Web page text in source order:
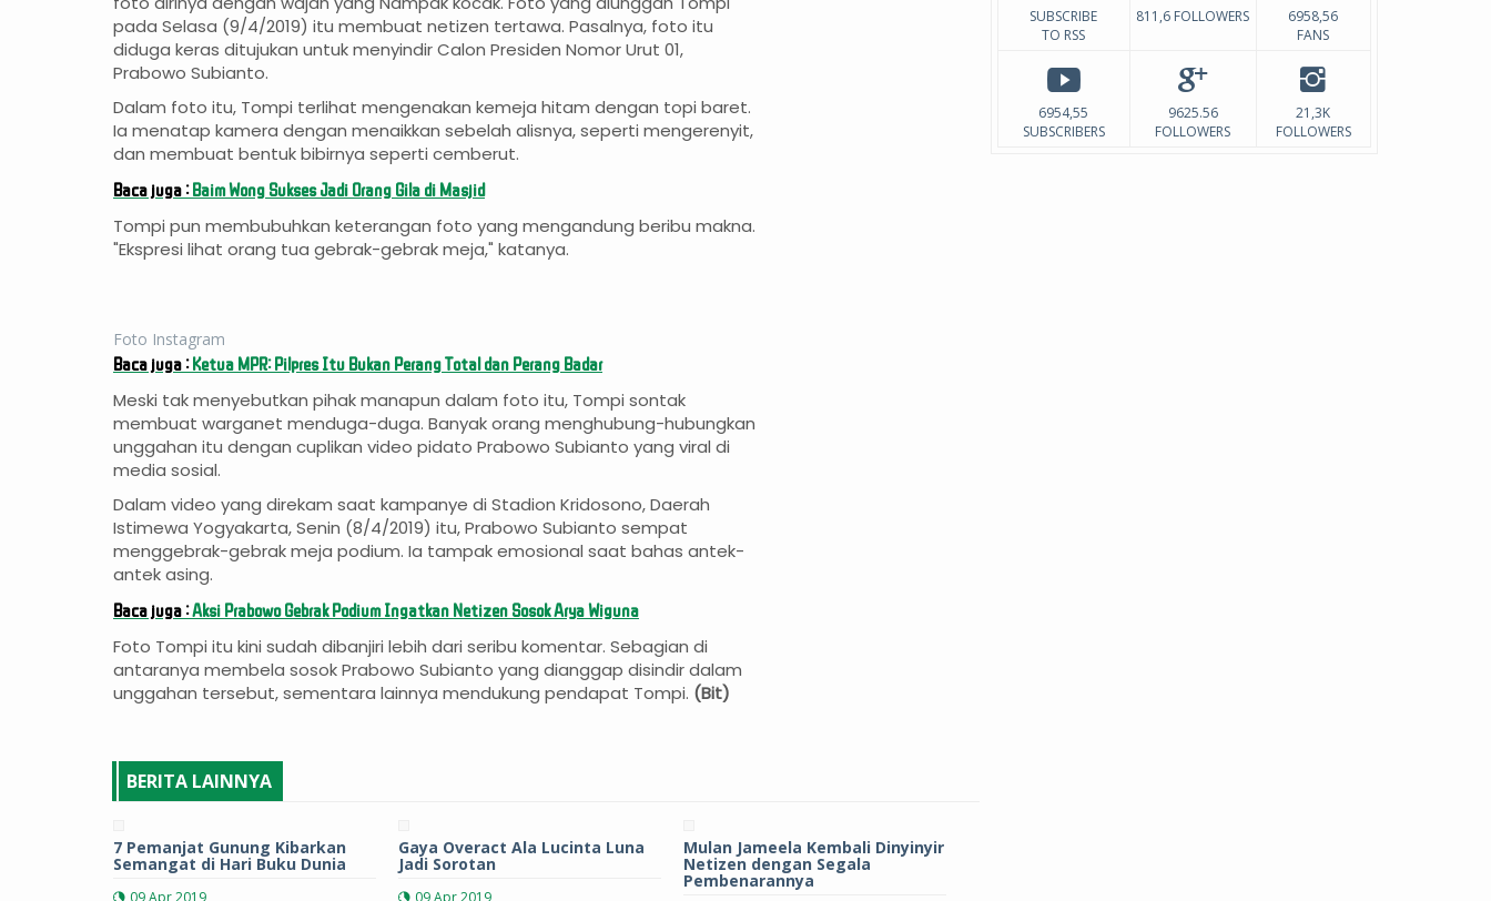
pada Selasa (9/4/2019) itu membuat netizen tertawa. Pasalnya, foto itu
diduga keras ditujukan untuk menyindir Calon Presiden Nomor Urut 01,
Prabowo Subianto.
Dalam foto itu, Tompi terlihat mengenakan kemeja hitam dengan topi baret.
Ia menatap kamera dengan menaikkan sebelah alisnya, seperti mengerenyit,
dan membuat bentuk bibirnya seperti cemberut.
Baca juga :Baim Wong Sukses Jadi Orang Gila di Masjid
Tompi pun membubuhkan keterangan foto yang mengandung beribu makna.
"Ekspresi lihat orang tua gebrak-gebrak meja," katanya.
Foto Instagram
Baca juga :Ketua MPR: Pilpres Itu Bukan Perang Total dan Perang Badar
Meski tak menyebutkan pihak manapun dalam foto itu, Tompi sontak
membuat warganet menduga-duga. Banyak orang menghubung-hubungkan
unggahan itu dengan cuplikan video pidato Prabowo Subianto yang viral di
media sosial.
Dalam video yang direkam saat kampanye di Stadion Kridosono, Daerah
Istimewa Yogyakarta, Senin (8/4/2019) itu, Prabowo Subianto sempat
menggebrak-gebrak meja podium. Ia tampak emosional saat bahas antek-
antek asing.
Baca juga :Aksi Prabowo Gebrak Podium Ingatkan Netizen Sosok Arya Wiguna
Foto Tompi itu kini sudah dibanjiri lebih dari seribu komentar. Sebagian di
antaranya membela sosok Prabowo Subianto yang dianggap disindir dalam
unggahan tersebut, sementara lainnya mendukung pendapat Tompi. (Bit)
BERITA LAINNYA
7 Pemanjat Gunung Kibarkan
Semangat di Hari Buku Dunia
09 Apr 2019
Gaya Overact Ala Lucinta Luna
Jadi Sorotan
09 Apr 2019
Mulan Jameela Kembali Dinyinyir
Netizen dengan Segala
Pembenarannya
SUBSCRIBE
TO RSS
811,6 FOLLOWERS
6958,56
FANS
6954,55
SUBSCRIBERS
9625.56
FOLLOWERS
21,3K
FOLLOWERS